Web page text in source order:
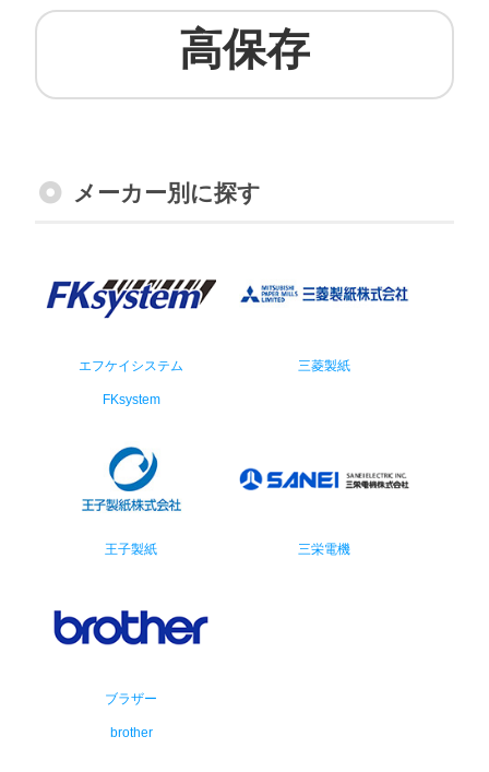
高保存
メーカー別に探す
エフケイシステム
FKsystem
三菱製紙
王子製紙 三栄電機
ブラザー
brother